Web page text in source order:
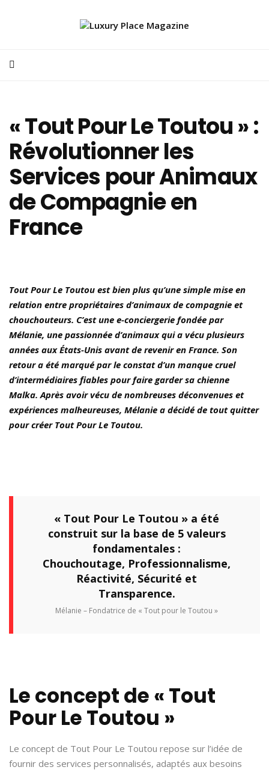
« Tout Pour Le Toutou » :
Révolutionner les
Services pour Animaux
de Compagnie en
France
Tout Pour Le Toutou est bien plus qu’une simple mise en
relation entre propriétaires d’animaux de compagnie et
chouchouteurs. C’est une e-conciergerie fondée par
Mélanie, une passionnée d’animaux qui a vécu plusieurs
années aux États-Unis avant de revenir en France. Son
retour a été marqué par le constat d’un manque cruel
d’intermédiaires fiables pour faire garder sa chienne
Malka. Après avoir vécu de nombreuses déconvenues et
expériences malheureuses, Mélanie a décidé de tout quitter
pour créer Tout Pour Le Toutou.
« Tout Pour Le Toutou » a été
construit sur la base de 5 valeurs
fondamentales :
Chouchoutage, Professionnalisme,
Réactivité, Sécurité et
Transparence.
Mélanie – Fondatrice de « Tout pour le Toutou »
Le concept de « Tout
Pour Le Toutou »
Le concept de Tout Pour Le Toutou repose sur l’idée de
fournir des services personnalisés, adaptés aux besoins